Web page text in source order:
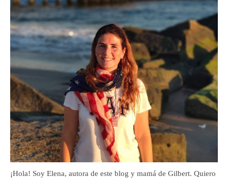
¡Hola! Soy Elena, autora de este blog y mamá de Gilbert. Quiero